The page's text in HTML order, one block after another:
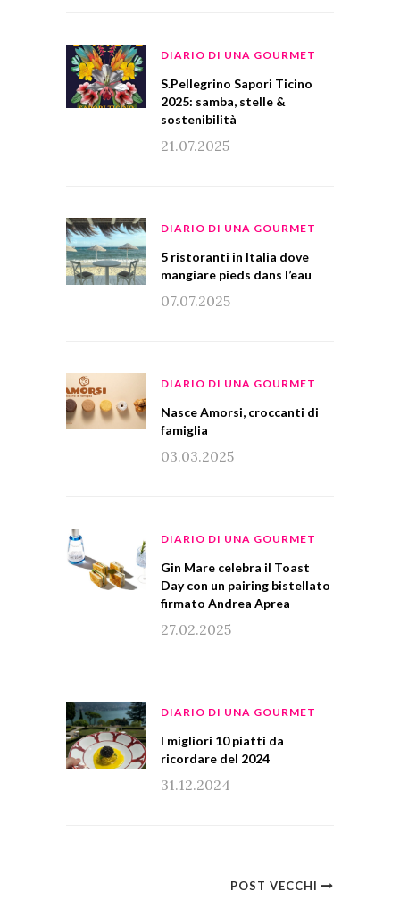
DIARIO DI UNA GOURMET
S.Pellegrino Sapori Ticino
2025: samba, stelle &
sostenibilità
21.07.2025
DIARIO DI UNA GOURMET
5 ristoranti in Italia dove
mangiare pieds dans l’eau
07.07.2025
DIARIO DI UNA GOURMET
Nasce Amorsi, croccanti di
famiglia
03.03.2025
DIARIO DI UNA GOURMET
Gin Mare celebra il Toast
Day con un pairing bistellato
firmato Andrea Aprea
27.02.2025
DIARIO DI UNA GOURMET
I migliori 10 piatti da
ricordare del 2024
31.12.2024
POST VECCHI